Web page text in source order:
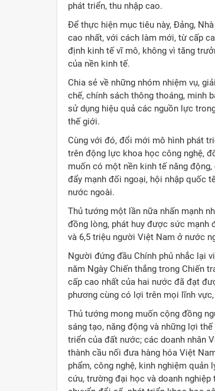
phát triển, thu nhập cao.
Để thực hiện mục tiêu này, Đảng,
cao nhất, với cách làm mới, từ cấp
định kinh tế vĩ mô, không vì tăng
của nền kinh tế.
Chia sẻ về những nhóm nhiệm vụ,
chế, chính sách thông thoáng, minh
sử dụng hiệu quả các nguồn lực
thế giới.
Cùng với đó, đổi mới mô hình phát
trên động lực khoa học công nghệ,
muốn có một nền kinh tế năng
đẩy mạnh đối ngoại, hội nhập quốc
nước ngoài.
Thủ tướng một lần nữa nhấn mạnh
đồng lòng, phát huy được sức mạnh
và 6,5 triệu người Việt Nam ở nước
Người đứng đầu Chính phủ nhắc lại
năm Ngày Chiến thắng trong Chiến
cấp cao nhất của hai nước đã đạt
phương cùng có lợi trên mọi lĩnh
Thủ tướng mong muốn cộng đồng
sáng tạo, năng động và những lợi
triển của đất nước; các doanh nhân
thành cầu nối đưa hàng hóa Việt
phẩm, công nghệ, kinh nghiệm
cứu, trường đại học và doanh